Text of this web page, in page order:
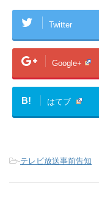
Twitter
Google+
B! はてブ
-テレビ放送事前告知